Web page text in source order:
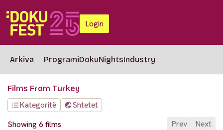
Login
Arkiva ProgramiDokuNightsIndustry
Films From Turkey
Kategoritë
Shtetet
Showing 6 films
Prev Next